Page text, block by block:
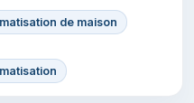
de maison